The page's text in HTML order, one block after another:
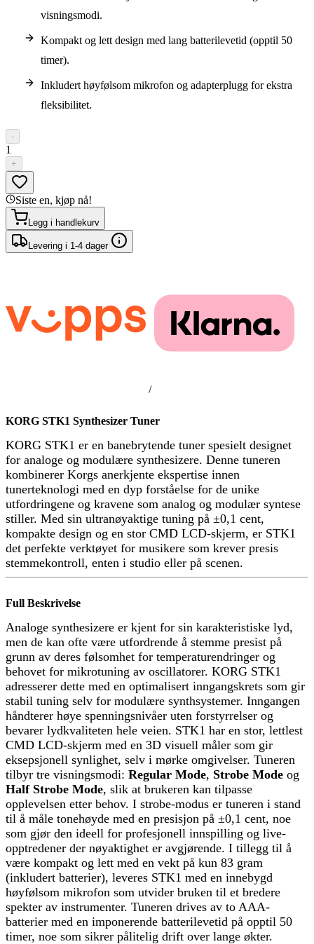
visningsmodi.
Kompakt og lett design med lang batterilevetid (opptil 50
timer).
Inkludert høyfølsom mikrofon og adapterplugg for ekstra
fleksibilitet.
-
1
+
Siste en, kjøp nå!
Legg i handlekurv
Levering i 1-4 dager
/
KORG STK1 Synthesizer Tuner
KORG STK1 er en banebrytende tuner spesielt designet
for analoge og modulære synthesizere. Denne tuneren
kombinerer Korgs anerkjente ekspertise innen
tunerteknologi med en dyp forståelse for de unike
utfordringene og kravene som analog og modulær syntese
stiller. Med sin ultranøyaktige tuning på ±0,1 cent,
kompakte design og en stor CMD LCD-skjerm, er STK1
det perfekte verktøyet for musikere som krever presis
stemmekontroll, enten i studio eller på scenen.
Full Beskrivelse
Analoge synthesizere er kjent for sin karakteristiske lyd,
men de kan ofte være utfordrende å stemme presist på
grunn av deres følsomhet for temperaturendringer og
behovet for mikrotuning av oscillatorer. KORG STK1
adresserer dette med en optimalisert inngangskrets som gir
stabil tuning selv for modulære synthsystemer. Inngangen
håndterer høye spenningsnivåer uten forstyrrelser og
bevarer lydkvaliteten hele veien. STK1 har en stor, lettlest
CMD LCD-skjerm med en 3D visuell måler som gir
eksepsjonell synlighet, selv i mørke omgivelser. Tuneren
tilbyr tre visningsmodi: Regular Mode, Strobe Mode og
Half Strobe Mode, slik at brukeren kan tilpasse
opplevelsen etter behov. I strobe-modus er tuneren i stand
til å måle tonehøyde med en presisjon på ±0,1 cent, noe
som gjør den ideell for profesjonell innspilling og live-
opptredener der nøyaktighet er avgjørende. I tillegg til å
være kompakt og lett med en vekt på kun 83 gram
(inkludert batterier), leveres STK1 med en innebygd
høyfølsom mikrofon som utvider bruken til et bredere
spekter av instrumenter. Tuneren drives av to AAA-
batterier med en imponerende batterilevetid på opptil 50
timer, noe som sikrer pålitelig drift over lange økter.